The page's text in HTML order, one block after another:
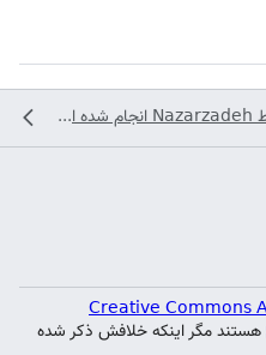
Nazarzadehانجام شده است
Creative Commons
هستند مگر اینکه خلافش ذکر شده